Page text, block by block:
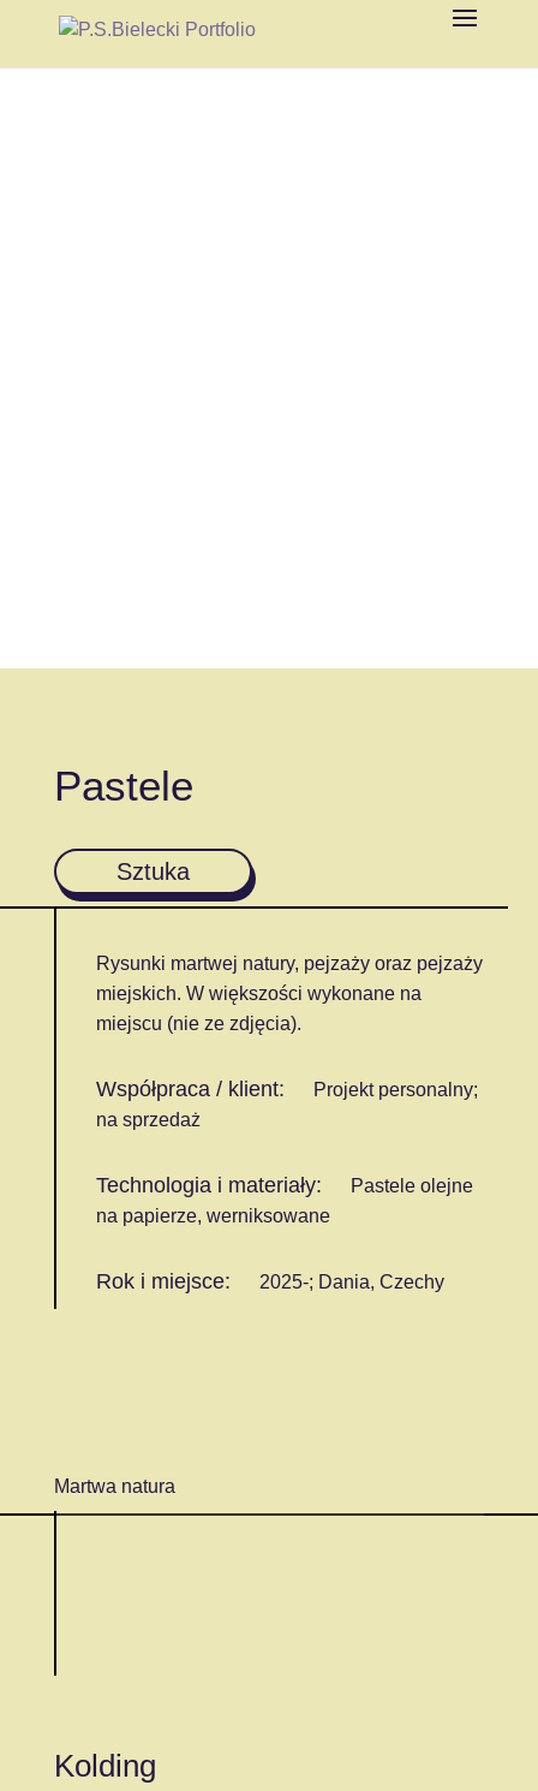
Pastele
Sztuka
Rysunki martwej natury, pejzaży oraz pejzaży
miejskich. W większości wykonane na
miejscu (nie ze zdjęcia).
Współpraca / klient:
Projekt personalny;
na sprzedaż
Technologia i materiały:
Pastele olejne
na papierze, werniksowane
Rok i miejsce: 2025-; Dania, Czechy
Martwa natura
Kolding